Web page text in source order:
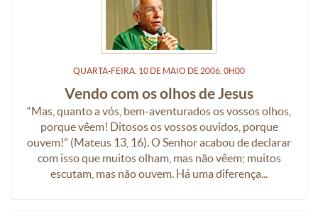
QUARTA-FEIRA, 10 DE MAIO DE 2006, 0H00
Vendo com os olhos de Jesus
“Mas, quanto a vós, bem-aventurados os vossos olhos,
porque vêem! Ditosos os vossos ouvidos, porque
ouvem!” (Mateus 13, 16). O Senhor acabou de declarar
com isso que muitos olham, mas não vêem; muitos
escutam, mas não ouvem. Há uma diferença...